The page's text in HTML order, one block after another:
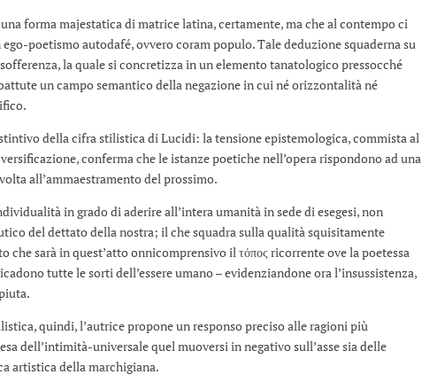
forma majestatica di matrice latina, certamente, ma che al contempo ci
poetismo autodafé, ovvero coram populo. Tale deduzione squaderna su
la quale si concretizza in un elemento tanatologico pressocché
un campo semantico della negazione in cui né orizzontalità né
della cifra stilistica di Lucidi: la tensione epistemologica, commista al
conferma che le istanze poetiche nell’opera rispondono ad una
all’ammaestramento del prossimo.
in grado di aderire all’intera umanità in sede di esegesi, non
del dettato della nostra; il che squadra sulla qualità squisitamente
che sarà in quest’atto onnicomprensivo il τόπος ricorrente ove la poetessa
tutte le sorti dell’essere umano – evidenziandone ora l’insussistenza,
quindi, l’autrice propone un responso preciso alle ragioni più
dell’intimità-universale quel muoversi in negativo sull’asse sia delle
artistica della marchigiana.